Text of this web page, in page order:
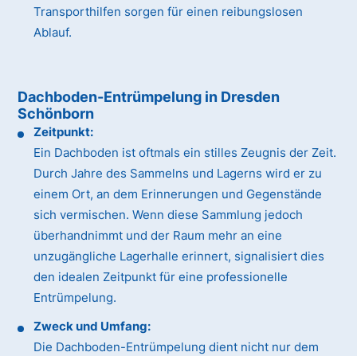
Transporthilfen sorgen für einen reibungslosen
Ablauf.
Dachboden-Entrümpelung in Dresden
Schönborn
Zeitpunkt:
Ein Dachboden ist oftmals ein stilles Zeugnis der Zeit.
Durch Jahre des Sammelns und Lagerns wird er zu
einem Ort, an dem Erinnerungen und Gegenstände
sich vermischen. Wenn diese Sammlung jedoch
überhandnimmt und der Raum mehr an eine
unzugängliche Lagerhalle erinnert, signalisiert dies
den idealen Zeitpunkt für eine professionelle
Entrümpelung.
Zweck und Umfang:
Die Dachboden-Entrümpelung dient nicht nur dem